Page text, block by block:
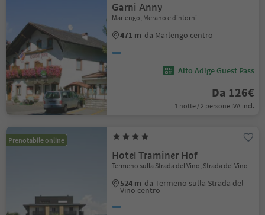
Garni Anny
Marlengo, Merano e dintorni
471 m da Marlengo centro
Alto Adige Guest Pass
Da 126€
1 notte / 2 persone IVA incl.
Prenotabile online
Hotel Traminer Hof
Termeno sulla Strada del Vino, Strada del Vino
524 m da Termeno sulla Strada del
Vino centro